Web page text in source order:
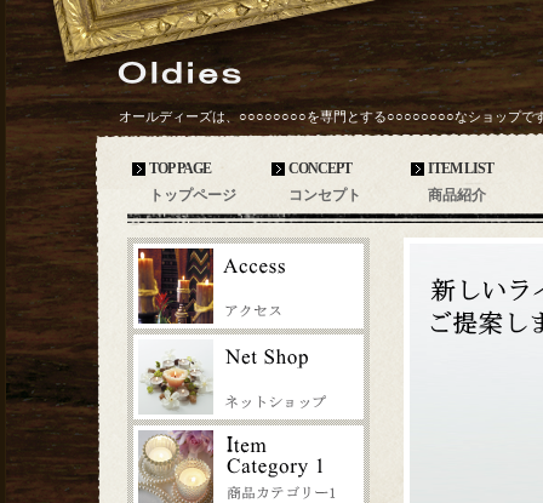
オールディーズは、○○○○○○○○を専門とする○○○○○○○○なショップで
トップページ
TOP PAGE
コンセプト
CONCEPT
商品紹介
ITEM LIST